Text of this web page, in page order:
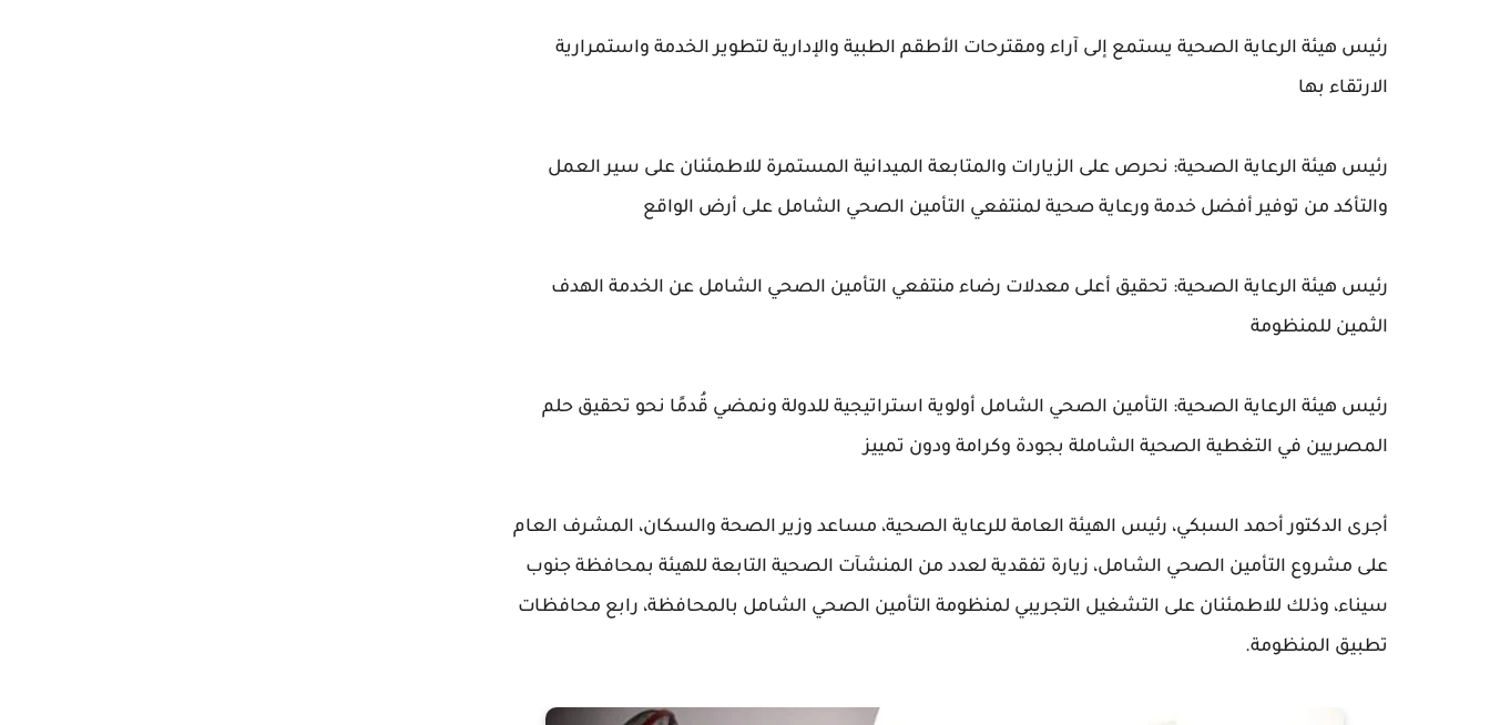
رئيس هيئة الرعاية الصحية يستمع إلى آراء ومقترحات الأطقم الطبية والإدارية لتطوير الخدمة واستمرارية
الارتقاء بها
رئيس هيئة الرعاية الصحية: نحرص على الزيارات والمتابعة الميدانية المستمرة للاطمئنان على سير العمل
والتأكد من توفير أفضل خدمة ورعاية صحية لمنتفعي التأمين الصحي الشامل على أرض الواقع
رئيس هيئة الرعاية الصحية: تحقيق أعلى معدلات رضاء منتفعي التأمين الصحي الشامل عن الخدمة الهدف
الثمين للمنظومة
رئيس هيئة الرعاية الصحية: التأمين الصحي الشامل أولوية استراتيجية للدولة ونمضي قُدمًا نحو تحقيق حلم
المصريين في التغطية الصحية الشاملة بجودة وكرامة ودون تمييز
أجرى الدكتور أحمد السبكي، رئيس الهيئة العامة للرعاية الصحية، مساعد وزير الصحة والسكان، المشرف العام
على مشروع التأمين الصحي الشامل، زيارة تفقدية لعدد من المنشآت الصحية التابعة للهيئة بمحافظة جنوب
سيناء، وذلك للاطمئنان على التشغيل التجريبي لمنظومة التأمين الصحي الشامل بالمحافظة، رابع محافظات
تطبيق المنظومة.